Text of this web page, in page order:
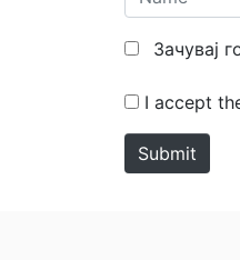
*
Зачувај
I accept
Submit